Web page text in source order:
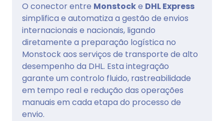
O conector entre Monstocke DHL Express
simplifica e automatiza a gestão de envios
internacionais e nacionais, ligando
diretamente a preparação logística no
Monstock aos serviços de transporte de alto
desempenho da DHL. Esta integração
garante um controlo fluido, rastreabilidade
em tempo real e redução das operações
manuais em cada etapa do processo de
envio.